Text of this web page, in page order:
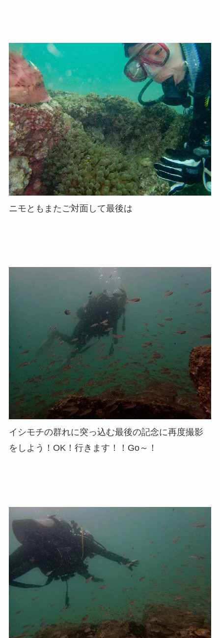
ニモともまたご対面して最後は
イシモチの群れに突っ込む最後の記念に再度撮影
をしよう！OK！行きます！！Go～！